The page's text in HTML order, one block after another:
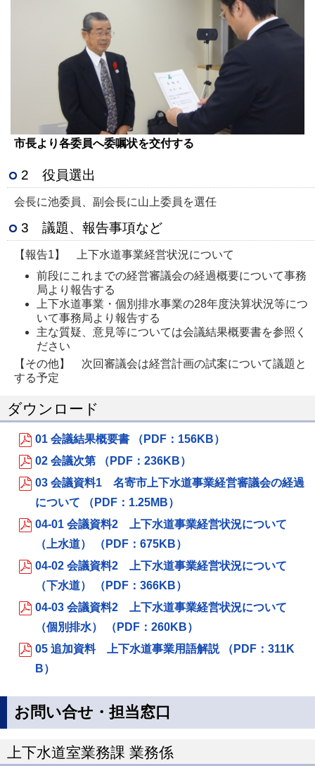
市長より各委員へ委嘱状を交付する
2 役員選出
会長に池委員、副会長に山上委員を選任
3 議題、報告事項など
【報告1】 上下水道事業経営状況について
前段にこれまでの経営審議会の経過概要について事務
局より報告する
上下水道事業・個別排水事業の28年度決算状況等につ
いて事務局より報告する
主な質疑、意見等については会議結果概要書を参照く
ださい
【その他】 次回審議会は経営計画の試案について議題と
する予定
ダウンロード
01 会議結果概要書 （PDF：156KB）
02 会議次第 （PDF：236KB）
03 会議資料1 名寄市上下水道事業経営審議会の経過
について （PDF：1.25MB）
04-01 会議資料2 上下水道事業経営状況について
（上水道） （PDF：675KB）
04-02 会議資料2 上下水道事業経営状況について
（下水道） （PDF：366KB）
04-03 会議資料2 上下水道事業経営状況について
（個別排水） （PDF：260KB）
05 追加資料 上下水道事業用語解説 （PDF：311K
B）
お問い合せ・担当窓口
上下水道室業務課 業務係